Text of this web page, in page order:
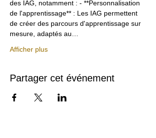
des IAG, notamment : - **Personnalisation
de l'apprentissage** : Les IAG permettent
de créer des parcours d'apprentissage sur
mesure, adaptés au…
Afficher plus
Partager cet événement